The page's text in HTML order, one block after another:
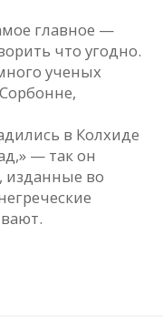
главное —
что угодно.
ученых
в Колхиде
— так он
изданные во